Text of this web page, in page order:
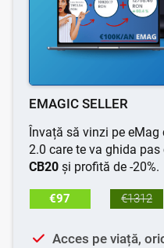
EMAGIC SELLER
Învață să vinzi pe
2.0 care te va ghida
CB20 și profită de -20%.
€97 €1312
Acces pe viață,